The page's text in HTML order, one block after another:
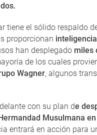
tiene el sólido respaldo
proporcionan
han desplegado miles
de los cuales
Wagner, algunos
con su plan de
Musulmana
entrará en acción para